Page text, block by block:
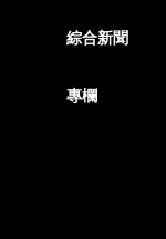
綜合新聞
專欄